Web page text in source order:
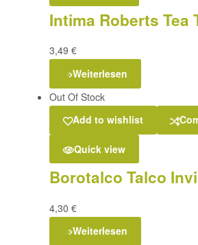
Intima Roberts Tea
3,49 €
Weiterlesen
Out Of Stock
Add to wishlist
Quick view
Borotalco Talco
4,30 €
Weiterlesen